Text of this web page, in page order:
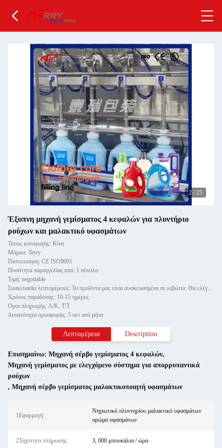
2 / 25
Έξυπνη μηχανή γεμίσματος 4 κεφαλών για πλυντήριο
ρούχων και μαλακτικό υφασμάτων
Τόπος καταγωγής: Κίνα
Μάρκα: Terry
Πιστοποίηση: CE ISO9001
Ποσότητα παραγγελίας min: 1 σύνολο
Τιμή: negotiable
Συσκευασία λεπτομέρειες: Τα προϊόντα μας είναι συσκευασμένα σε κιβώτια. Θα ελέγξουμε αν το μηχάνημα μπορεί να λειτουργήσει πρ
Χρόνος παράδοσης: 10-15 ημέρες
Όροι πληρωμής: Λ/Κ, Τ/Τ
Δυνατότητα προσφοράς: 5 σετ ανά μήνα
Λεπτομέρεια Description
Επισημαίνω: Μηχανή σέρβο γεμίσματος 4 κεφαλών,
Μηχανή γεμίσματος με ελεγχόμενο σύστημα για απορρυπαντικά
ρούχων
, Μηχανή σέρβο γεμίσματος μαλακτικοποιητή υφασμάτων
1Εφαρμογή:
Νηγιωτικό πλυντηρίου μαλακτικό υφασμάτων
αρώμα υφασμάτων
2Ταχύτητα πλήρωσης: 3, 000 μπουκάλια / ώρα